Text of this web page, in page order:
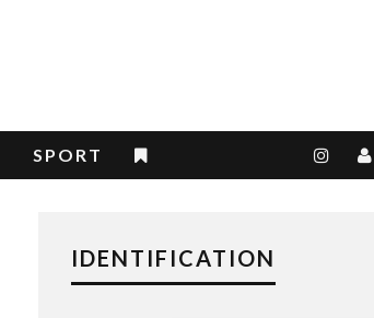
SPORT
IDENTIFICATION